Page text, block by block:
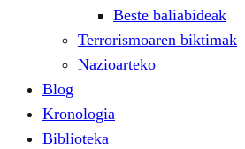
Beste baliabideak
Terrorismoaren biktimak
Nazioarteko
Blog
Kronologia
Biblioteka